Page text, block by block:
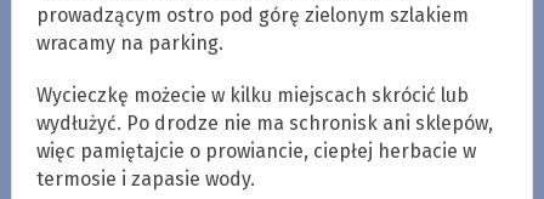
prowadzącym ostro pod górę zielonym szlakiem
wracamy na parking.
Wycieczkę możecie w kilku miejscach skrócić lub
wydłużyć. Po drodze nie ma schronisk ani sklepów,
więc pamiętajcie o prowiancie, ciepłej herbacie w
termosie i zapasie wody.